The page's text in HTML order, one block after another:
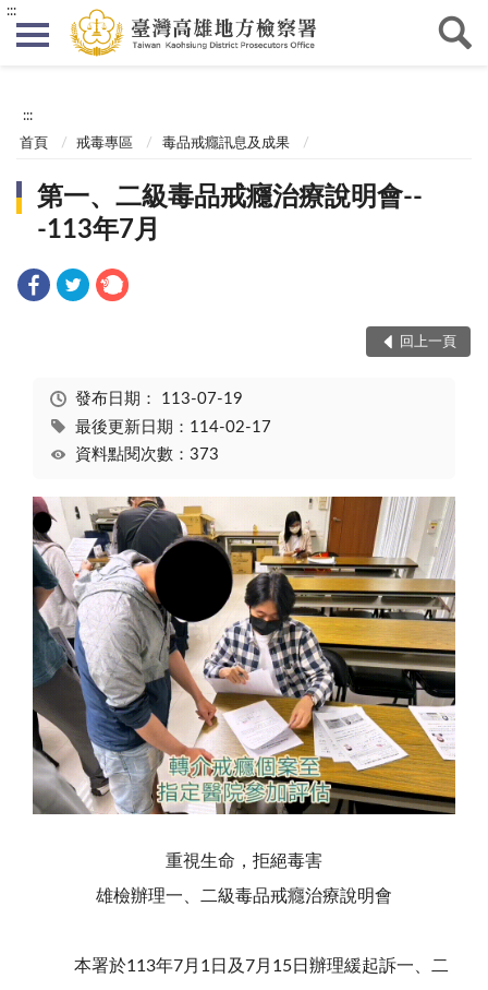
:::
:::
首頁 戒毒專區 毒品戒癮訊息及成果
第一、二級毒品戒癮治療說明會--
-113年7月
回上一頁
發布日期： 113-07-19
最後更新日期：114-02-17
資料點閱次數：373
重視生命，拒絕毒害
雄檢辦理一、二級毒品戒癮治療說明會
本署於113年7月1日及7月15日辦理緩起訴一、二